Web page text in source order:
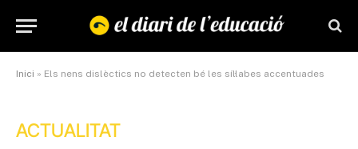
Inici » Els nens dislèctics no detecten bé les síl·labes accentuades
ACTUALITAT